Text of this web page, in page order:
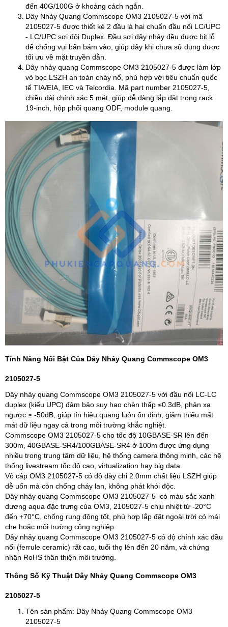
đến 40G/100G ở khoảng cách ngắn.
Dây Nhảy Quang Commscope OM3 2105027-5 với mã
2105027-5 được thiết ké 2 đầu là hai chuẩn đầu nối LC/UPC
- LC/UPC sơi đội Duplex. Đầu sợi dây nhảy đều được bịt lỗ
để chống vụi bẩn bám vào, giúp dây khi chưa sử dụng được
tối ưu về mặt truyền dẫn.
Dây nhảy quang Commscope OM3 2105027-5 được làm lớp
vỏ bọc LSZH an toàn cháy nổ, phù hợp với tiêu chuẩn quốc
tế TIA/EIA, IEC và Telcordia. Mã part number 2105027-5,
chiều dài chính xác 5 mét, giúp dễ dàng lắp đặt trong rack
19-inch, hộp phối quang ODF, module quang.
Tính Năng Nổi Bật Của Dây Nhảy Quang Commscope OM3
2105027-5
Dây nhảy quang Commscope OM3 2105027-5 với đầu nối LC-LC
duplex (kiểu UPC) đảm bảo suy hao chèn thấp ≤0.3dB, phản xạ
ngược ≥ -50dB, giúp tín hiệu quang luôn ổn định, giảm thiểu mất
mát dữ liệu ngay cả trong môi trường khắc nghiệt.
Commscope OM3 2105027-5 cho tốc độ 10GBASE-SR lên đến
300m, 40GBASE-SR4/100GBASE-SR4 ở 100m được ứng dụng
nhiều trong trung tâm dữ liệu, hệ thống camera thông minh, các hệ
thống livestream tốc độ cao, virtualization hay big data.
Vỏ cáp OM3 2105027-5 có độ dày chỉ 2.0mm chất liệu LSZH giúp
dễ uốn mà còn chống cháy lan, không phát khói độc.
Dây nhảy quang Commscope OM3 2105027-5 có màu sắc xanh
dương aqua đặc trưng của OM3, 2105027-5 chịu nhiệt từ -20°C
đến +70°C, chống rung động tốt, phù hợp lắp đặt ngoài trời có mái
che hoặc môi trường công nghiệp.
Dây nhảy quang Commscope OM3 2105027-5 có độ chính xác đầu
nối (ferrule ceramic) rất cao, tuổi thọ lên đến 20 năm, và chứng
nhận RoHS thân thiện môi trường.
Thông Số Kỹ Thuật Dây Nhảy Quang Commscope OM3
2105027-5
Tên sản phẩm: Dây Nhảy Quang Commscope OM3
2105027-5